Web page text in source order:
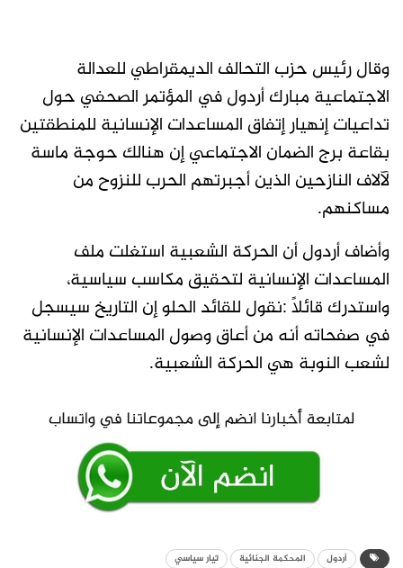
وقال رئيس حزب التحالف الديمقراطي للعدالة
الاجتماعية مبارك أردول في المؤتمر الصحفي حول
تداعيات إنهيار إتفاق المساعدات الإنسانية للمنطقتين
بقاعة برج الضمان الاجتماعي إن هنالك حوجة ماسة
لآلاف النازحين الذين أجبرتهم الحرب للنزوح من
مساكنهم.
وأضاف أردول أن الحركة الشعبية استغلت ملف
المساعدات الإنسانية لتحقيق مكاسب سياسية،
واستدرك قائلاً :نقول للقائد الحلو إن التاريخ سيسجل
في صفحاته أنه من أعاق وصول المساعدات الإنسانية
لشعب النوبة هي الحركة الشعبية.
أردول المحكمة الجنائية تيار سياسي